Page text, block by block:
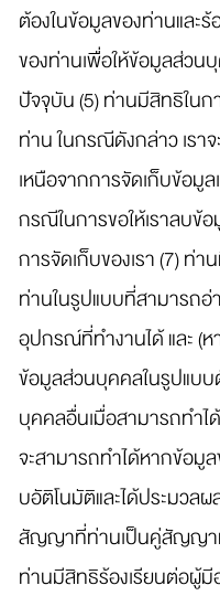
ต้องในข้อมูลของท่านและ
ของท่านเพื่อให้ข้อมูลส่วน
ปัจจุบัน (5) ท่านมีสิทธิในก
ท่าน ในกรณีดังกล่าว เรา
เหนือจากการจัดเก็บข้อมู
กรณีในการขอให้เราลบ
การจัดเก็บของเรา (7) ท่
ท่านในรูปแบบที่สามารถอ่
อุปกรณ์ที่ทำงานได้ และ (ห
ข้อมูลส่วนบุคคลในรูปแบ
บุคคลอื่นเมื่อสามารถทำ
จะสามารถทำได้หากข้อมู
บอัติโนมัติและได้ประมวล
สัญญาที่ท่านเป็นคู่สัญญา
ท่านมีสิทธิร้องเรียนต่อผู้